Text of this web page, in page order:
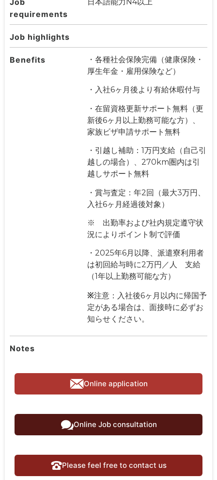
requirements
Job highlights
Benefits
・各種社会保険完備（健康保険・
厚生年金・雇用保険など）
・入社6ヶ月後より有給休暇付与
・在留資格更新サポート無料（更
新後6ヶ月以上勤務可能な方）、
家族ビザ申請サポート無料
・引越し補助：1万円支給（自己引
越しの場合）、270km圏内は引
越しサポート無料
・賞与査定：年2回（最大3万円、
入社6ヶ月経過後対象）
※ 出勤率および社内規定遵守状
況によりポイント制で評価
・2025年6月以降、派遣寮利用者
は初回給与時に2万円／人 支給
（1年以上勤務可能な方）
※注意：入社後6ヶ月以内に帰国予
定がある場合は、面接時に必ずお
知らせください。
Notes
Online application
Online Job consultation
Please feel free to contact us